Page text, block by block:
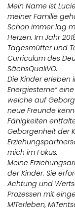
Mein Name ist
meiner Familie
Schon immer lag
Herzen. Im Jahr
Tagesmütter und
Curriculum des
SächsQualiVO.
Die Kinder erleben
Energiesterne“
welche auf
neue Freunde
Fähigkeiten
Geborgenheit der
mich im Fokus.
Meine
der Kinder. Sie
Achtung und
Prozessen mit
MITerleben,